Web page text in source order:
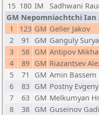
15 180 IM Sadhwani
GM Nepomniachtchi Ian
1
123 GM Geller Jakov
2
91 GM Ganguly
3
58 GM Antipov
4
89 GM Riazantsev
5
71 GM Amin Bassem
6
83 GM Postny Evgeny
7
63 GM Melkumyan
8
38 GM Guseinov